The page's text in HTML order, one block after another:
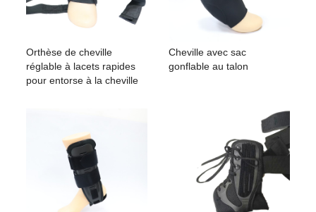
Orthèse de cheville
réglable à lacets rapides
pour entorse à la cheville
Cheville avec sac
gonflable au talon